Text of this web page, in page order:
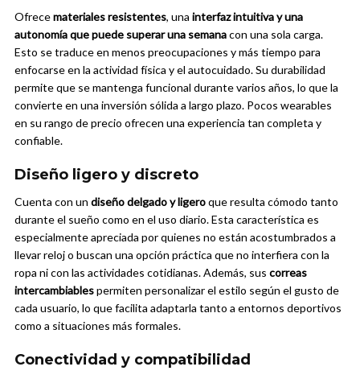
Ofrecemateriales resistentes, una interfaz intuitiva y una
autonomía que puede superar una semanacon una sola carga.
Esto se traduce en menos preocupaciones y más tiempo para
enfocarse en la actividad física y el autocuidado. Su durabilidad
permite que se mantenga funcional durante varios años, lo que la
convierte en una inversión sólida a largo plazo. Pocos wearables
en su rango de precio ofrecen una experiencia tan completa y
confiable.
Diseño ligero y discreto
Cuenta con un diseño delgado y ligeroque resulta cómodo tanto
durante el sueño como en el uso diario. Esta característica es
especialmente apreciada por quienes no están acostumbrados a
llevar reloj o buscan una opción práctica que no interfiera con la
ropa ni con las actividades cotidianas. Además, sus correas
intercambiablespermiten personalizar el estilo según el gusto de
cada usuario, lo que facilita adaptarla tanto a entornos deportivos
como a situaciones más formales.
Conectividad y compatibilidad